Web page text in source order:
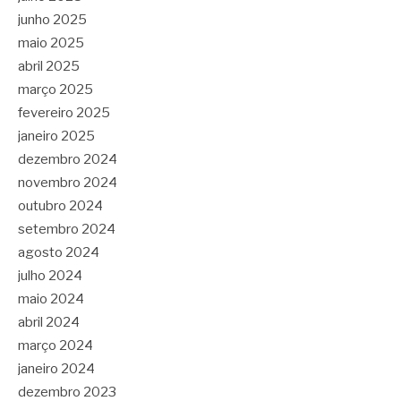
junho 2025
maio 2025
abril 2025
março 2025
fevereiro 2025
janeiro 2025
dezembro 2024
novembro 2024
outubro 2024
setembro 2024
agosto 2024
julho 2024
maio 2024
abril 2024
março 2024
janeiro 2024
dezembro 2023